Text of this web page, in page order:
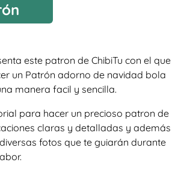
este patron de ChibiTu con el que
un Patrón adorno de navidad bola
manera facil y sencilla.
para hacer un precioso patron de
claras y detalladas y además
fotos que te guiarán durante